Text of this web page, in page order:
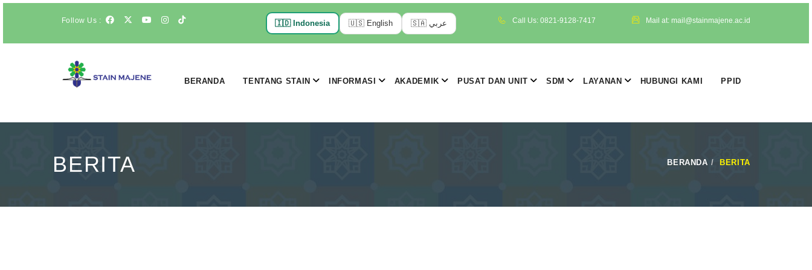
Follow Us : 🇮🇩Indonesia 🇺🇸English 🇸🇦 عربي Call Us: 0821-9128-7417 Mail at: mail@stainmajene.ac.id
BERANDA TENTANG STAIN INFORMASI AKADEMIK PUSAT DAN UNIT SDM LAYANAN HUBUNGI KAMI PPID
BERITA BERANDA BERITA